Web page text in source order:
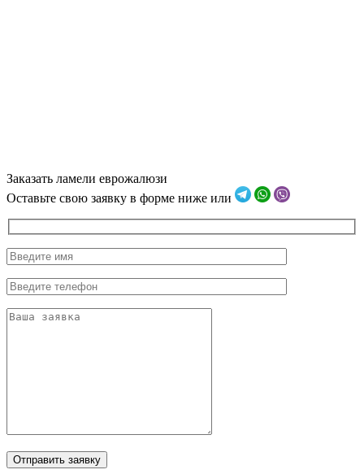
Заказать ламели еврожалюзи
Оставьте свою заявку в форме ниже или
Отправить заявку